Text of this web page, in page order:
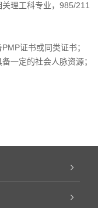
理工科专业，985/211
证书或同类证书；
一定的社会人脉资源；